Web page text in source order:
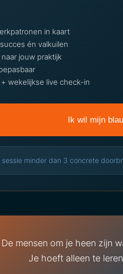
in kaart
én valkuilen
jouw praktijk
wekelijkse live check-in
Ik wil mijn
minder dan 3 concrete
De mensen om je heen zijn
Je hoeft alleen te